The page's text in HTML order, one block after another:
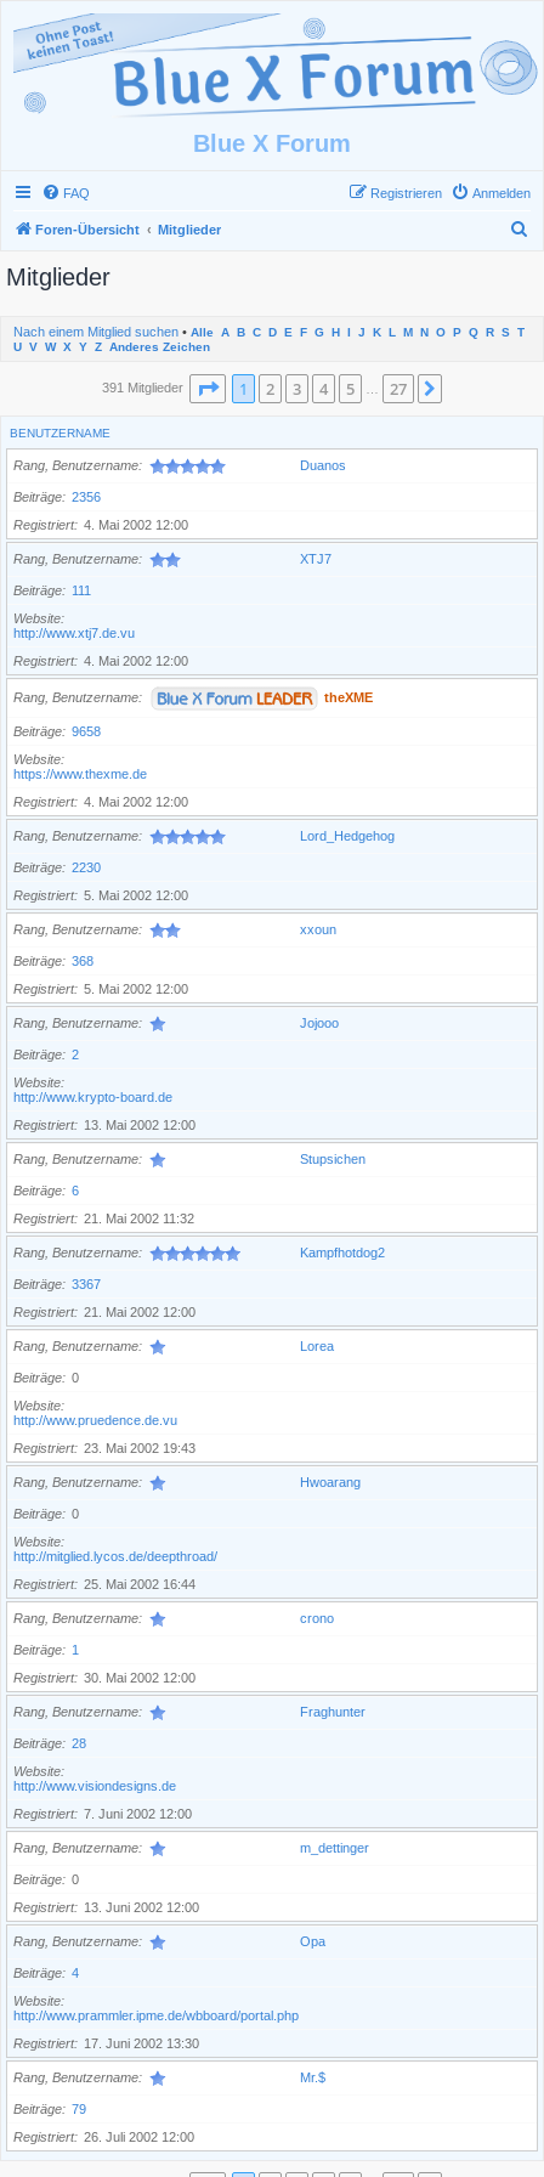
Blue X Forum
FAQ Anmelden
Registrieren
Foren-Übersicht Mitglieder
Mitglieder
Nach einem Mitglied suchen • Alle A B C D E F G H I J K L M N O P Q R S T
U V W X Y Z Anderes Zeichen
391 Mitglieder Seite 1von 27
1 2 3 4 5 27
BENUTZERNAME
Rang, Benutzername Duanos
Beiträge
2356
Registriert
4. Mai 2002 12:00
Rang, Benutzername XTJ7
Beiträge
111
Website
http://www.xtj7.de.vu
Registriert
4. Mai 2002 12:00
Rang, Benutzername theXME
Beiträge
9658
Website
https://www.thexme.de
Registriert
4. Mai 2002 12:00
Rang, Benutzername Lord_Hedgehog
Beiträge
2230
Registriert
5. Mai 2002 12:00
Rang, Benutzername xxoun
Beiträge
368
Registriert
5. Mai 2002 12:00
Rang, Benutzername Jojooo
Beiträge
2
Website
http://www.krypto-board.de
Registriert
13. Mai 2002 12:00
Rang, Benutzername Stupsichen
Beiträge
6
Registriert
21. Mai 2002 11:32
Rang, Benutzername Kampfhotdog2
Beiträge
3367
Registriert
21. Mai 2002 12:00
Rang, Benutzername Lorea
Beiträge
0
Website
http://www.pruedence.de.vu
Registriert
23. Mai 2002 19:43
Rang, Benutzername Hwoarang
Beiträge
0
Website
http://mitglied.lycos.de/deepthroad/
Registriert
25. Mai 2002 16:44
Rang, Benutzername crono
Beiträge
1
Registriert
30. Mai 2002 12:00
Rang, Benutzername Fraghunter
Beiträge
28
Website
http://www.visiondesigns.de
Registriert
7. Juni 2002 12:00
Rang, Benutzername m_dettinger
Beiträge
0
Registriert
13. Juni 2002 12:00
Rang, Benutzername Opa
Beiträge
4
Website
http://www.prammler.ipme.de/wbboard/portal.php
Registriert
17. Juni 2002 13:30
Rang, Benutzername Mr.$
Beiträge
79
Registriert
26. Juli 2002 12:00